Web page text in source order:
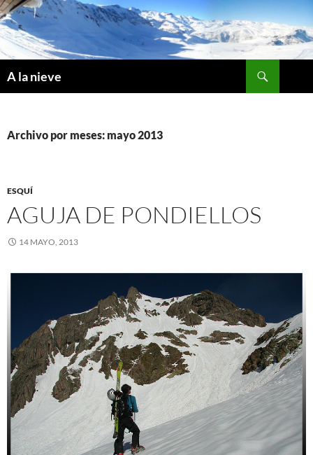
Saltar
al
contenido
A la nieve
Archivo por meses: mayo 2013
ESQUÍ
AGUJA DE PONDIELLOS
14 MAYO, 2013